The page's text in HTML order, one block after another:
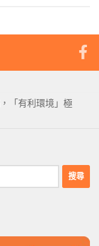
「有利環境」極